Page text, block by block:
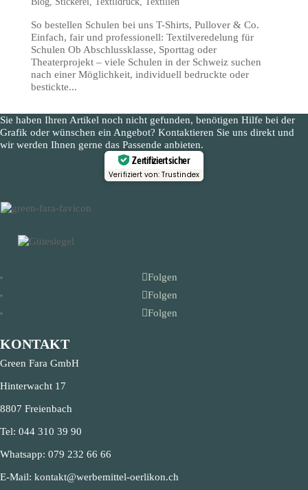
So bestellen Schulen bei uns T-Shirts, Pullover & Co.
Einfach, fair und professionell: Textilveredelung für
Schulen Ob Abschlussklasse, Sporttag oder
Theaterprojekt – viele Schulen in der Schweiz suchen
nach einer Möglichkeit, individuell bedruckte oder
bestickte...
Sie haben Ihren Artikel noch nicht gefunden, benötigen Hilfe bei der
Grafik oder wünschen ein Angebot? Kontaktieren Sie uns direkt und
wir werden Ihnen gerne das Passende anbieten.
Zertifiziert sicher
Verifiziert von: Trustindex
Folgen
Folgen
Folgen
KONTAKT
Green Fara GmbH
Hinterwacht 17
8807 Freienbach
Tel: 044 310 39 90
Whatsapp: 079 232 66 66
E-Mail: kontakt@werbemittel-oerlikon.ch